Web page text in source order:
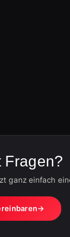
Fragen?
ganz einfach